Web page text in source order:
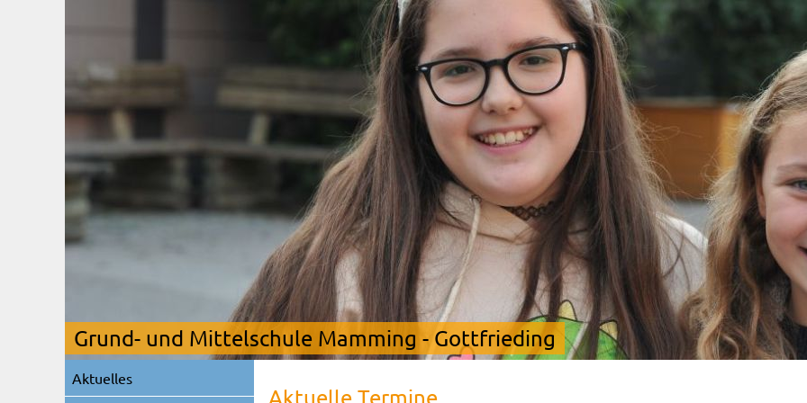
Grund- und Mittelschule Mamming - Gottfrieding
Aktuelle Termine
Navigation
überspringen
Aktuelles